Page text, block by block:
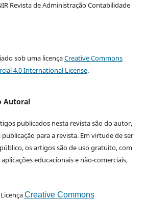
Revista de Administração Contabilidade
sob uma licençaCreative Commons
4.0 International License.
Autoral
publicados nesta revista são do autor,
para a revista. Em virtude de ser
os artigos são de uso gratuito, com
educacionais e não-comerciais,
Creative Commons